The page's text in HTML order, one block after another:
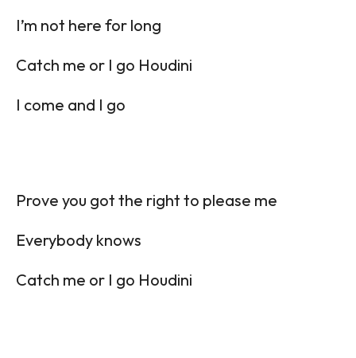
I’m not here for long
Catch me or I go Houdini
I come and I go
Prove you got the right to please me
Everybody knows
Catch me or I go Houdini